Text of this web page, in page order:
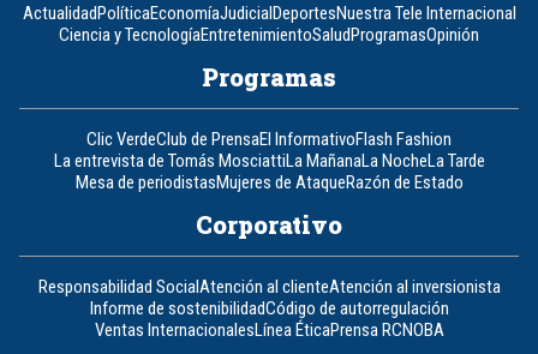
ActualidadPolíticaEconomíaJudicialDeportesNuestra Tele Internacional
Ciencia y TecnologíaEntretenimientoSaludProgramasOpinión
Programas
Clic VerdeClub de PrensaEl InformativoFlash Fashion
La entrevista de Tomás MosciattiLa MañanaLa NocheLa Tarde
Mesa de periodistasMujeres de AtaqueRazón de Estado
Corporativo
Responsabilidad SocialAtención al clienteAtención al inversionista
Informe de sostenibilidadCódigo de autorregulación
Ventas InternacionalesLínea ÉticaPrensa RCNOBA